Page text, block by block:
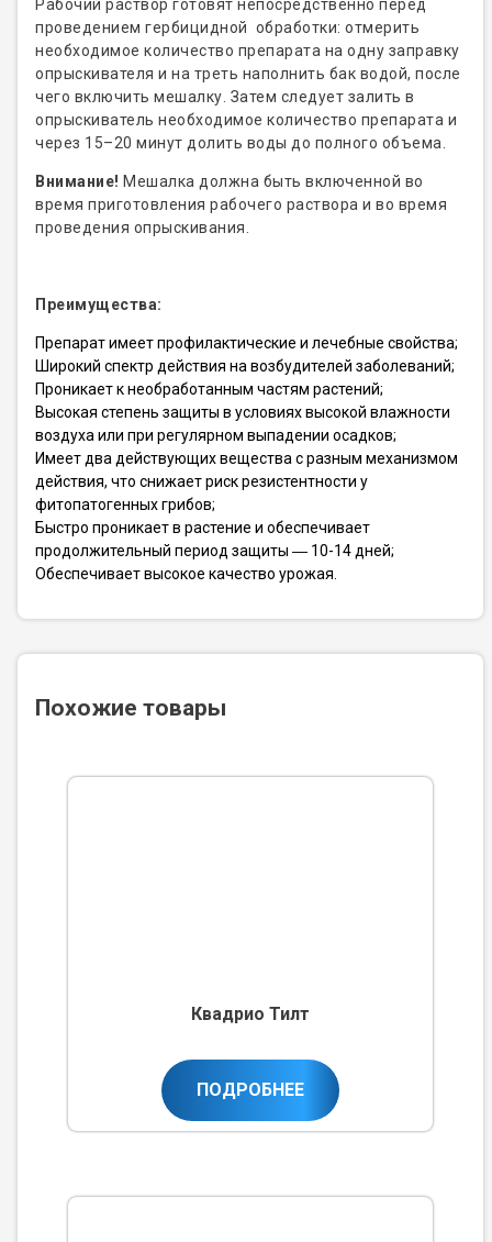
Рабочий раствор готовят непосредственно перед
проведением гербицидной обработки: отмерить
необходимое количество препарата на одну заправку
опрыскивателя и на треть наполнить бак водой, после
чего включить мешалку. Затем следует залить в
опрыскиватель необходимое количество препарата и
через 15–20 минут долить воды до полного объема.
Внимание! Мешалка должна быть включенной во
время приготовления рабочего раствора и во время
проведения опрыскивания.
Преимущества:
Препарат имеет профилактические и лечебные свойства;
Широкий спектр действия на возбудителей заболеваний;
Проникает к необработанным частям растений;
Высокая степень защиты в условиях высокой влажности
воздуха или при регулярном выпадении осадков;
Имеет два действующих вещества с разным механизмом
действия, что снижает риск резистентности у
фитопатогенных грибов;
Быстро проникает в растение и обеспечивает
продолжительный период защиты ― 10-14 дней;
Обеспечивает высокое качество урожая.
Похожие товары
Квадрио Тилт
ПОДРОБНЕЕ